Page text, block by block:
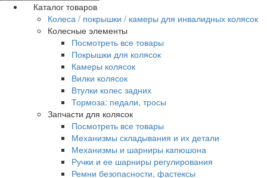
Каталог товаров
Колеса / покрышки / камеры для инвалидных колясок
Колесные элементы
Посмотреть все товары
Покрышки для колясок
Камеры колясок
Вилки колясок
Втулки колес задних
Тормоза: педали, тросы
Запчасти для колясок
Посмотреть все товары
Механизмы складывания и их детали
Механизмы и шарниры капюшона
Ручки и ее шарниры регулирования
Ремни безопасности, фастексы